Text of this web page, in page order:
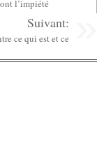
l’impiété
Suivant:
ce qui est et ce